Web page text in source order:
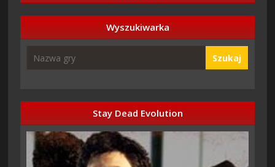
Wyszukiwarka
Szukaj
Stay Dead Evolution